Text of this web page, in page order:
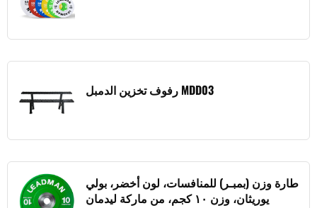
رفوف تخزين الدمبل MDD03
طارة وزن (بمبـر) للمنافسات، لون أخضر، بولي
يوريثان، وزن ١٠ كجم، من ماركة ليدمان